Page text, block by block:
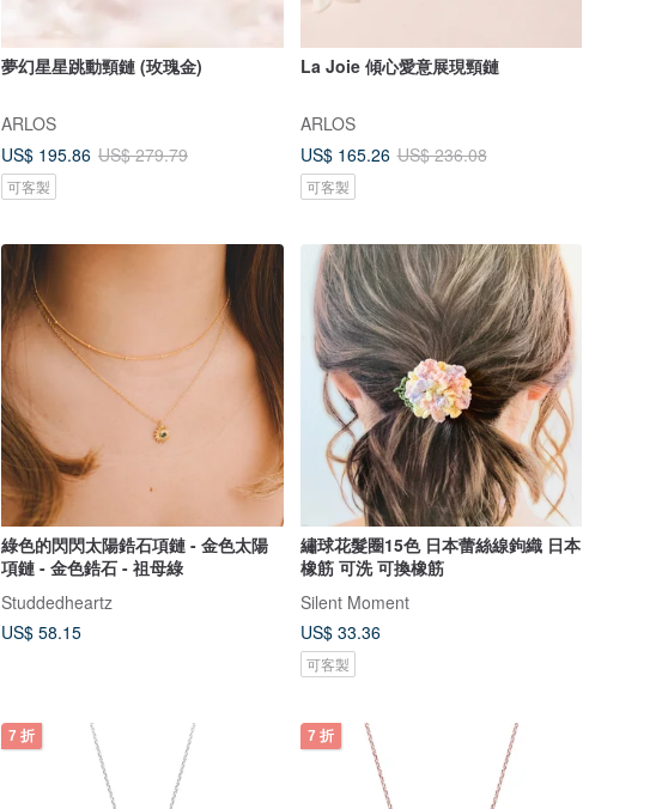
夢幻星星跳動頸鏈 (玫瑰金)
ARLOS
US$ 195.86 US$ 279.79
可客製
La Joie 傾心愛意展現頸鏈
ARLOS
US$ 165.26 US$ 236.08
可客製
綠色的閃閃太陽鋯石項鏈 - 金色太陽
項鏈 - 金色鋯石 - 祖母綠
Studdedheartz
US$ 58.15
繡球花髮圈15色 日本蕾絲線鉤織 日本
橡筋 可洗 可換橡筋
Silent Moment
US$ 33.36
可客製
7 折 7 折